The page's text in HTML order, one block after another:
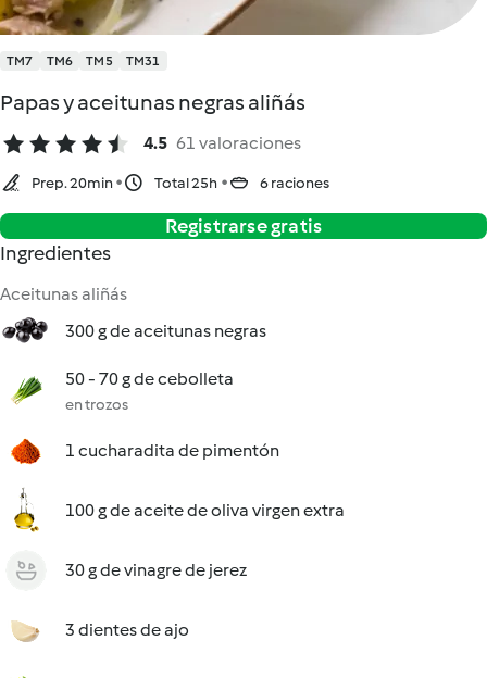
TM7 TM6 TM5 TM31
Papas y aceitunas negras aliñás
4.5 61 valoraciones
Prep. 20min Total 25h 6 raciones
Registrarse gratis
Ingredientes
Aceitunas aliñás
300 g de aceitunas negras
50 - 70 g de cebolleta
en trozos
1 cucharadita de pimentón
100 g de aceite de oliva virgen extra
30 g de vinagre de jerez
3 dientes de ajo